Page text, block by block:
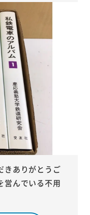
きありがとうご
営んでいる不用